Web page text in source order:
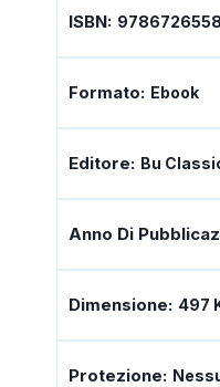
ISBN:
Formato: Ebook
Editore: Bu
Anno Di
Dimensione: 497
Protezione: